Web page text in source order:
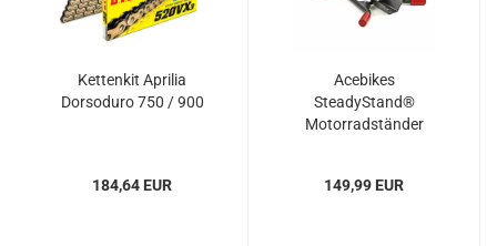
Kettenkit Aprilia
Dorsoduro 750 / 900
184,64 EUR
Acebikes
SteadyStand®
Motorradständer
149,99 EUR